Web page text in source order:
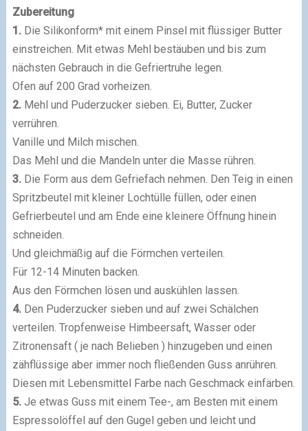
Zubereitung
1. Die Silikonform* mit einem Pinsel mit flüssiger Butter
einstreichen. Mit etwas Mehl bestäuben und bis zum
nächsten Gebrauch in die Gefriertruhe legen.
Ofen auf 200 Grad vorheizen.
2. Mehl und Puderzucker sieben. Ei, Butter, Zucker
verrühren.
Vanille und Milch mischen.
Das Mehl und die Mandeln unter die Masse rühren.
3. Die Form aus dem Gefriefach nehmen. Den Teig in einen
Spritzbeutel mit kleiner Lochtülle füllen, oder einen
Gefrierbeutel und am Ende eine kleinere Öffnung hinein
schneiden.
Und gleichmäßig auf die Förmchen verteilen.
Für 12-14 Minuten backen.
Aus den Förmchen lösen und auskühlen lassen.
4. Den Puderzucker sieben und auf zwei Schälchen
verteilen. Tropfenweise Himbeersaft, Wasser oder
Zitronensaft ( je nach Belieben ) hinzugeben und einen
zähflüssige aber immer noch fließenden Guss anrühren.
Diesen mit Lebensmittel Farbe nach Geschmack einfärben.
5.Je etwas Guss mit einem Tee-, am Besten mit einem
Espressolöffel auf den Gugel geben und leicht und